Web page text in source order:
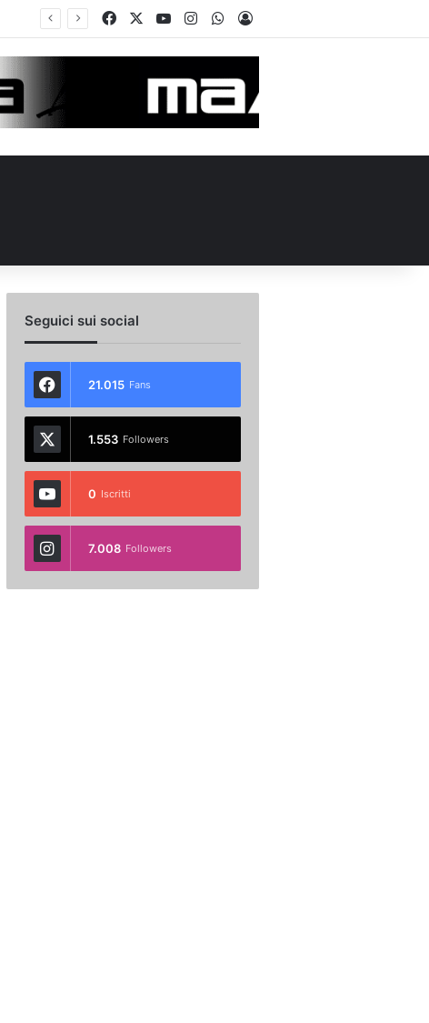
FacebookYou TubeInstagramWhatsApp
Accedi
Seguici sui social
21.015 Fans
1.553 Followers
0 Iscritti
7.008 Followers